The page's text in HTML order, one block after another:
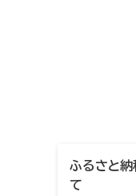
ふるさと
て